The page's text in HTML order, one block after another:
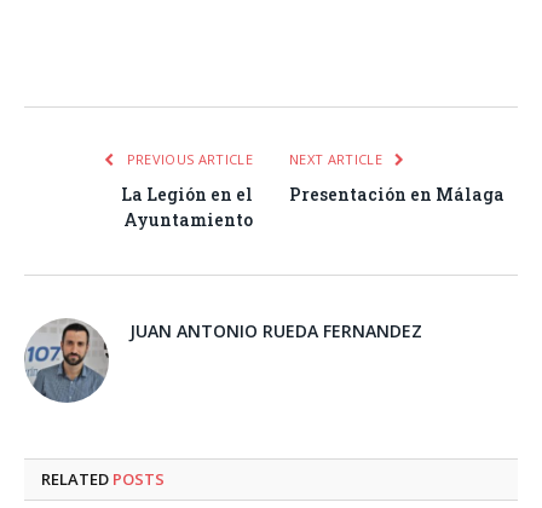
PREVIOUS ARTICLE
La Legión en el
Ayuntamiento
NEXT ARTICLE
Presentación en Málaga
JUAN ANTONIO RUEDA FERNANDEZ
RELATED POSTS